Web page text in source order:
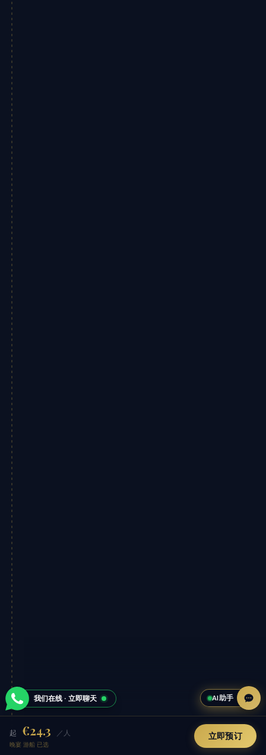
起 €24.3 ／人
晚宴 游船 已选
立即预订
我们在线 · 立即聊天 AI助手